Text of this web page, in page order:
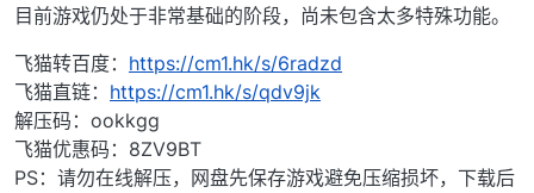
目前游戏仍处于非常基础的阶段，尚未包含太多特殊功能。
飞猫转百度： https://cm1.hk/s/6radzd
飞猫直链： https://cm1.hk/s/qdv9jk
解压码：ookkgg
飞猫优惠码：8ZV9BT
PS：请勿在线解压，网盘先保存游戏避免压缩损坏，下载后